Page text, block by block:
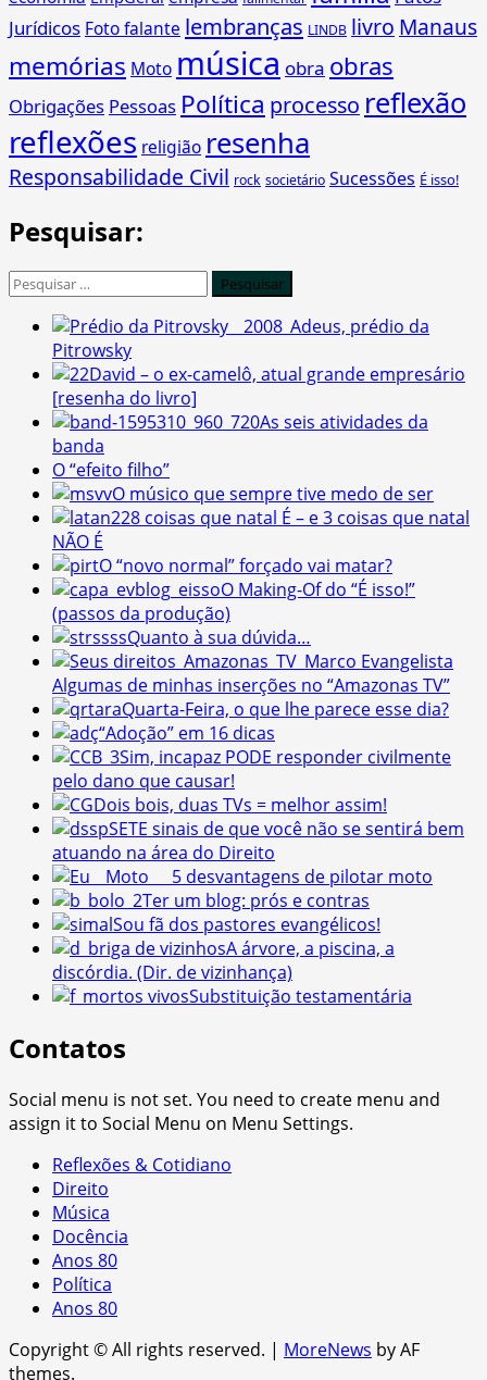
Jurídicos Foto falante lembranças LINDB livro Manaus
memórias Moto música obra obras
Obrigações Pessoas Política processo reflexão
reflexões religião resenha
Responsabilidade Civil rock societário Sucessões É isso!
Pesquisar:
Pesquisar
Adeus, prédio da
Pitrowsky
David – o ex-camelô, atual grande empresário
[resenha do livro]
As seis atividades da
banda
O “efeito filho”
O músico que sempre tive medo de ser
28 coisas que natal É – e 3 coisas que natal
NÃO É
O “novo normal” forçado vai matar?
O Making-Of do “É isso!”
(passos da produção)
Quanto à sua dúvida…
Algumas de minhas inserções no “Amazonas TV”
Quarta-Feira, o que lhe parece esse dia?
“Adoção” em 16 dicas
Sim, incapaz PODE responder civilmente
pelo dano que causar!
Dois bois, duas TVs = melhor assim!
SETE sinais de que você não se sentirá bem
atuando na área do Direito
5 desvantagens de pilotar moto
Ter um blog: prós e contras
Sou fã dos pastores evangélicos!
A árvore, a piscina, a
discórdia. (Dir. de vizinhança)
Substituição testamentária
Contatos
Social menu is not set. You need to create menu and
assign it to Social Menu on Menu Settings.
Reflexões & Cotidiano
Direito
Música
Docência
Anos 80
Política
Anos 80
Copyright © All rights reserved. | MoreNews by AF
themes.